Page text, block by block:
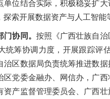
单位结合实际，积极稳妥扩
探索开展数据资产与人工智
协同。 按照《广西壮族自
统筹协调力度，开展跟踪评
治区数据局负责统筹推进数
区党委金融办、网信办，广
资产监督管理委员会、广西